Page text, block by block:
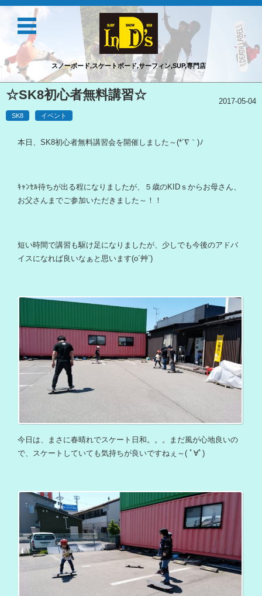
スノーボード,スケートボード,サーフィン,SUP,専門店
コンテンツに移動
☆SK8初心者無料講習☆ 2017-05-04
SK8 イベント
本日、SK8初心者無料講習会を開催しました～(*´∇｀)ﾉ
ｷｬﾝｾﾙ待ちが出る程になりましたが、５歳のKIDｓからお母さん、
お父さんまでご参加いただきました～！！
短い時間で講習も駆け足になりましたが、少しでも今後のアドバ
イスになれば良いなぁと思います(o´艸`)
今日は、まさに春晴れでスケート日和。。。まだ風が心地良いの
で、スケートしていても気持ちが良いですねぇ～( ﾟ∀ﾟ)